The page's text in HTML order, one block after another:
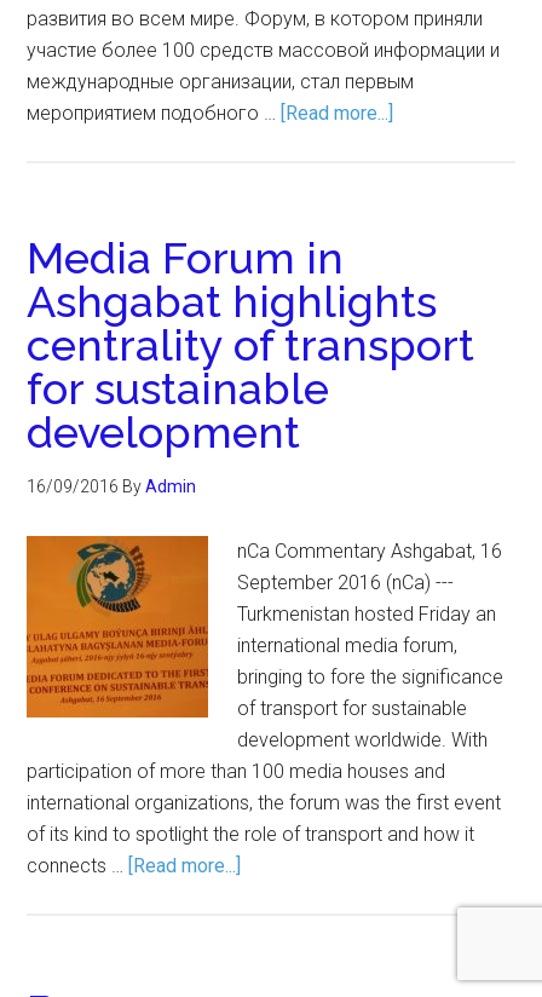
развития во всем мире. Форум, в котором приняли
участие более 100 средств массовой информации и
международные организации, стал первым
мероприятием подобного … [Read more...]
Media Forum in
Ashgabat highlights
centrality of transport
for sustainable
development
16/09/2016 ByAdmin
nCa Commentary Ashgabat, 16
September 2016 (nCa) ---
Turkmenistan hosted Friday an
international media forum,
bringing to fore the significance
of transport for sustainable
development worldwide. With
participation of more than 100 media houses and
international organizations, the forum was the first event
of its kind to spotlight the role of transport and how it
connects … [Read more...]